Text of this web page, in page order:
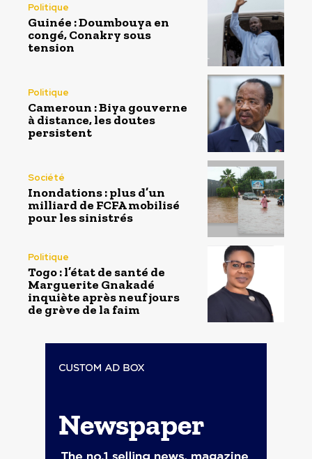
Politique
Guinée : Doumbouya en
congé, Conakry sous
tension
Politique
Cameroun : Biya gouverne
à distance, les doutes
persistent
Société
Inondations : plus d’un
milliard de FCFA mobilisé
pour les sinistrés
Politique
Togo : l’état de santé de
Marguerite Gnakadé
inquiète après neuf jours
de grève de la faim